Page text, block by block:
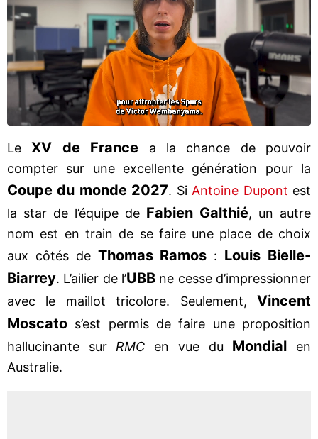
LeXV de France a la chance de pouvoir
compter sur une excellente génération pour la
Coupe du monde 2027. Si Antoine Dupont est
la star de l’équipe de Fabien Galthié, un autre
nom est en train de se faire une place de choix
aux côtés de Thomas Ramos : Louis Bielle-
Biarrey. L’ailier de l’UBB ne cesse d’impressionner
avec le maillot tricolore. Seulement, Vincent
Moscato s’est permis de faire une proposition
hallucinante sur RMC en vue du Mondial en
Australie.